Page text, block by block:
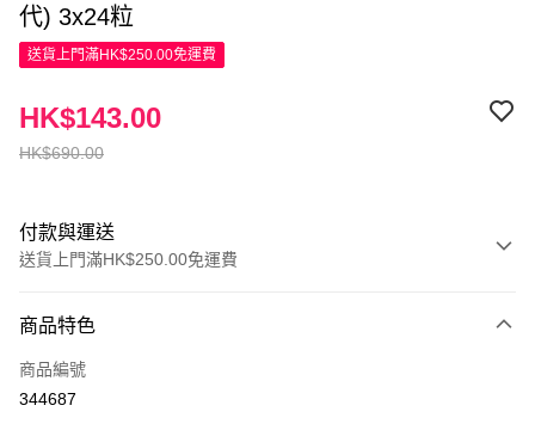
代) 3x24粒
送貨上門滿HK$250.00免運費
HK$690.00
HK$143.00
付款與運送
送貨上門滿HK$250.00免運費
信用卡
Apple Pay
商品特色
商品編號
344687